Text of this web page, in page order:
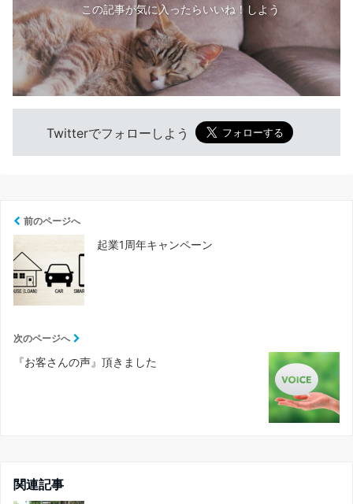
この記事が気に入ったらいいね！しよう
Twitterでフォローしよう
前のページへ
起業1周年キャンペーン
次のページへ
『お客さんの声』頂きました
関連記事